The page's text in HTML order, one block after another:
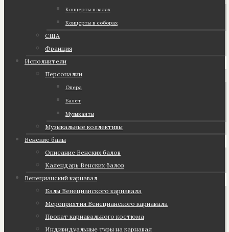
Концерты в залах
Концерты в соборах
США
Франция
Исполнители
Персоналии
Опера
Балет
Музыканты
Музыкальные коллективы
Венские балы
Описание Венских балов
Календарь Венских балов
Венецианский карнавал
Балы Венецианского карнавала
Мероприятия Венецианского карнавала
Прокат карнавального костюма
Индивидуальные туры на карнавал